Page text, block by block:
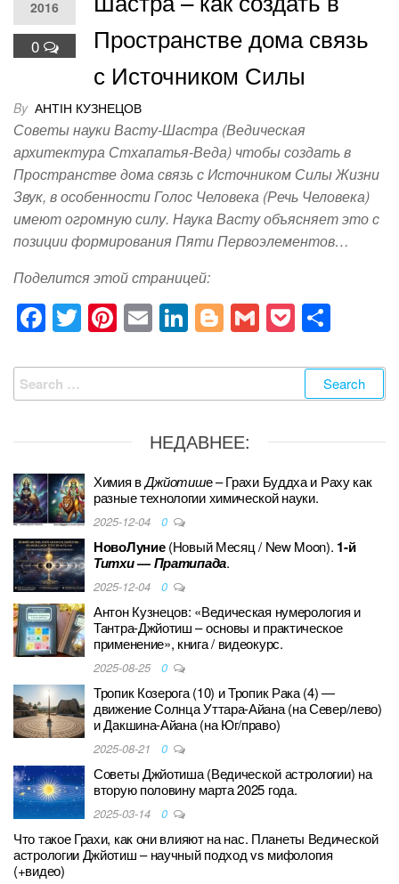
2016
0
Пространстве дома ​​связь
с Источником Силы
By АНТІН КУЗНЕЦОВ
Советы науки Васту-Шастра (Ведическая
архитектура Стхапатья-Веда) чтобы создать в
Пространстве дома связь с Источником Силы Жизни
Звук, в особенности Голос Человека (Речь Человека)
имеют огромную силу. Наука Васту объясняет это с
позиции формирования Пяти Первоэлементов…
Поделится этой страницей:
F
a
c
e
b
o
k
T
wi
tt
er
Pi
nt
er
e
st
E
m
ail
Li
n
k
e
dI
n
Bl
o
g
g
er
G
m
ail
P
o
ck
et
ar
e
Search
for:
НЕДАВНЕЕ:
Химия вДжйотише – Грахи Буддха и Раху как
разные технологии химической науки.
2025-12-04 0
НовоЛуние(Новый Месяц / New Moon). 1-й
Титхи—Пратипада.
2025-12-04 0
Антон Кузнецов: «Ведическая нумерология и
Тантра-Джйотиш – основы и практическое
применение», книга / видеокурс.
2025-08-25 0
Тропик Козерога (10) и Тропик Рака (4) —
движение Солнца Уттара-Айана (на Север/лево)
и Дакшина-Айана (на Юг/право)
2025-08-21 0
Советы Джйотиша (Ведической астрологии) на
вторую половину марта 2025 года.
2025-03-14 0
Что такое Грахи, как они влияют на нас. Планеты Ведической
астрологии Джйотиш – научный подход vs мифология
(+видео)